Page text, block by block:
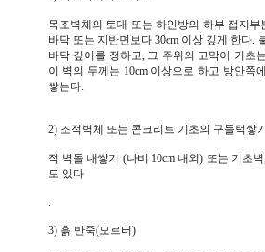
목조벽체의 토대 또는 하인방의 하부 접지
바닥 또는 지반면보다 30cm 이상 깊게 한다.
바닥 깊이를 정하고, 그 주위의 고막이 기초
이 벽의 두께는 10cm 이상으로 하고 방안쪽
쌓는다.
2) 조적벽체 또는 콘크리트 기초의 구들턱쌓
적 벽돌 내쌓기 (나비 10cm 내외) 또는 기초
도 있다
.
3) 흙 반죽(모르터)